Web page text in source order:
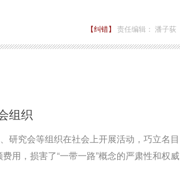
【纠错】 责任编辑： 潘子荻
组织
研究会等组织在社会上开展活动，巧立名目
用，损害了“一带一路”概念的严肃性和权威